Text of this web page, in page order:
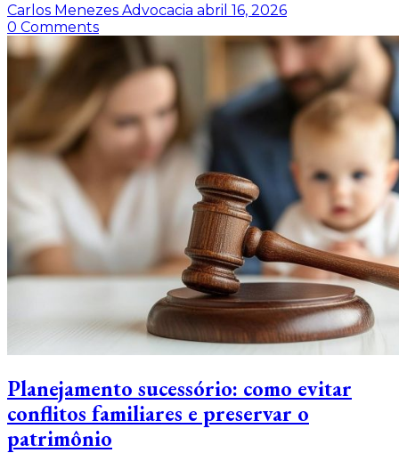
Carlos Menezes Advocacia abril 16, 2026
0 Comments
Planejamento sucessório: como evitar
conflitos familiares e preservar o
patrimônio